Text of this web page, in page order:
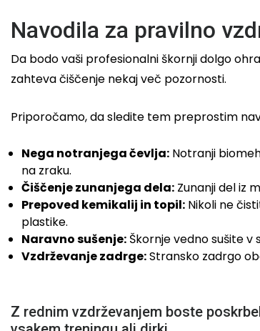
Navodila za pravilno
Da bodo vaši profesionalni škornji dolgo
zahteva čiščenje nekaj več pozornosti.
Priporočamo, da sledite tem preprostim
Nega notranjega čevlja: Notranji
na zraku.
Čiščenje zunanjega dela: Zunanji del iz
Prepoved kemikalij in topil: Nikoli ne
plastike.
Naravno sušenje: Škornje vedno sušite
Vzdrževanje zadrge:Stransko zadrgo
Z rednim vzdrževanjem boste